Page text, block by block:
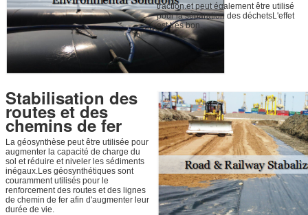
traction.et peut également être utilisé
pour la séparation des déchetsL'effet
est très bon.
Stabilisation des
routes et des
chemins de fer
La géosynthèse peut être utilisée pour
augmenter la capacité de charge du
sol et réduire et niveler les sédiments
inégaux.Les géosynthétiques sont
couramment utilisés pour le
renforcement des routes et des lignes
de chemin de fer afin d'augmenter leur
durée de vie.